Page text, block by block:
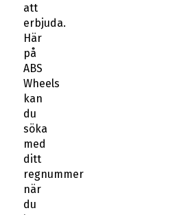
att
erbjuda.
Här
på
ABS
Wheels
kan
du
söka
med
ditt
regnummer
när
du